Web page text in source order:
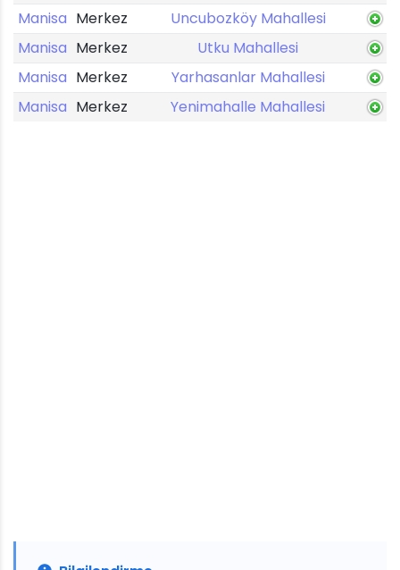
Manisa Merkez
Uncubozköy Mahallesi
Manisa Merkez
Utku Mahallesi
Manisa Merkez
Yarhasanlar Mahallesi
Manisa Merkez Yenimahalle Mahallesi